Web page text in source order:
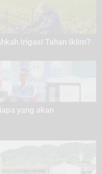
Irigasi Tahan Iklim?
yang akan